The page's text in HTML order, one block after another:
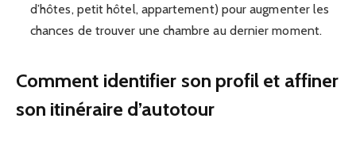
d’hôtes, petit hôtel, appartement) pour augmenter les
chances de trouver une chambre au dernier moment.
Comment identifier son profil et affiner
son itinéraire d’autotour